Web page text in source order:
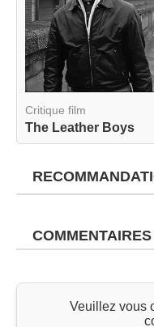
Critique film
The Leather Boys
Veuillez vous